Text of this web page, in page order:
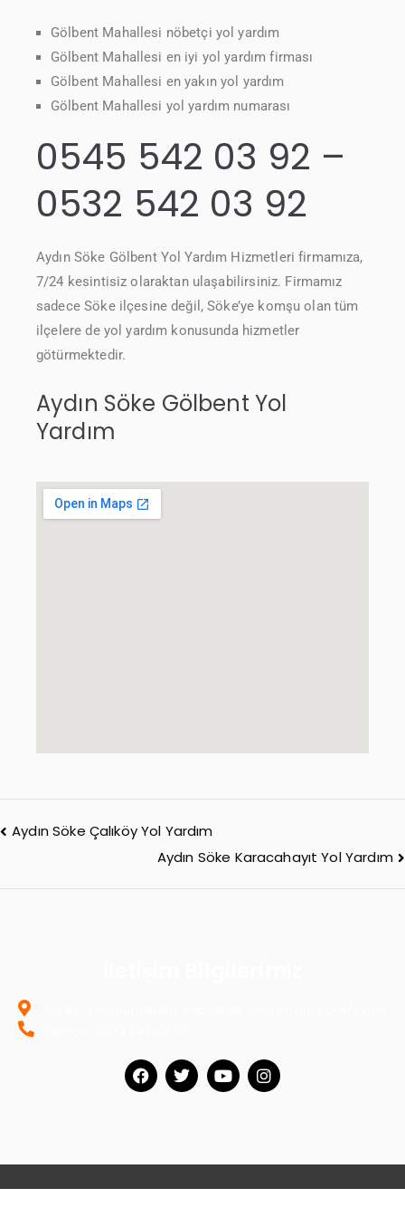
Gölbent Mahallesi nöbetçi yol yardım
Gölbent Mahallesi en iyi yol yardım firması
Gölbent Mahallesi en yakın yol yardım
Gölbent Mahallesi yol yardım numarası
0545 542 03 92 –
0532 542 03 92
Aydın Söke Gölbent Yol Yardım Hizmetleri firmamıza,
7/24 kesintisiz olaraktan ulaşabilirsiniz. Firmamız
sadece Söke ilçesine değil, Söke’ye komşu olan tüm
ilçelere de yol yardım konusunda hizmetler
götürmektedir.
Aydın Söke Gölbent Yol
Yardım
Aydın Söke Çalıköy Yol Yardım
Aydın Söke Karacahayıt Yol Yardım